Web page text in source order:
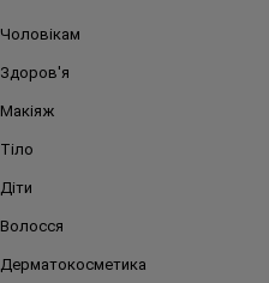
Чоловікам
Здоров'я
Макіяж
Тіло
Діти
Волосся
Дерматокосметика